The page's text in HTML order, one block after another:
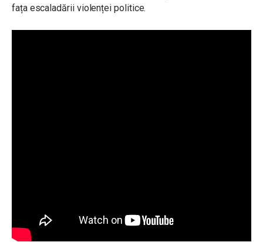
fața escaladării violenței politice.